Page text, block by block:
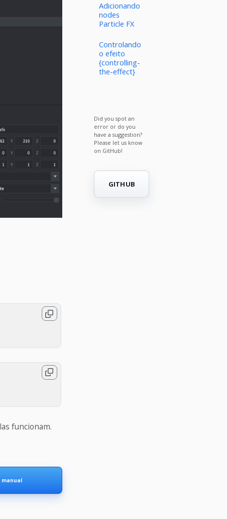
funcionam.
manual
Adicionando
nodes
Particle FX
Controlando
o efeito
{controlling-
the-effect}
Did you spot an
error or do you
have a suggestion?
Please let us know
on GitHub!
GITHUB